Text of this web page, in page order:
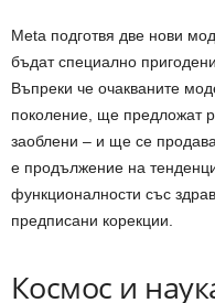
Meta подготвя две нови
бъдат специално
Въпреки че очакваните
поколение, ще предложат
заоблени – и ще се
е продължение на
функционалности със
предписани корекции.
Космос и